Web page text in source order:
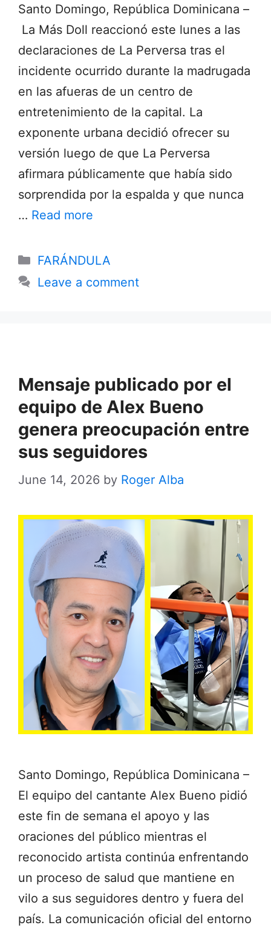
Santo Domingo, República Dominicana –
La Más Doll reaccionó este lunes a las
declaraciones de La Perversa tras el
incidente ocurrido durante la madrugada
en las afueras de un centro de
entretenimiento de la capital. La
exponente urbana decidió ofrecer su
versión luego de que La Perversa
afirmara públicamente que había sido
sorprendida por la espalda y que nunca
… Read more
Categories
FARÁNDULA
Leave a comment
Mensaje publicado por el
equipo de Alex Bueno
genera preocupación entre
sus seguidores
June 14, 2026 by Roger Alba
Santo Domingo, República Dominicana –
El equipo del cantante Alex Bueno pidió
este fin de semana el apoyo y las
oraciones del público mientras el
reconocido artista continúa enfrentando
un proceso de salud que mantiene en
vilo a sus seguidores dentro y fuera del
país. La comunicación oficial del entorno